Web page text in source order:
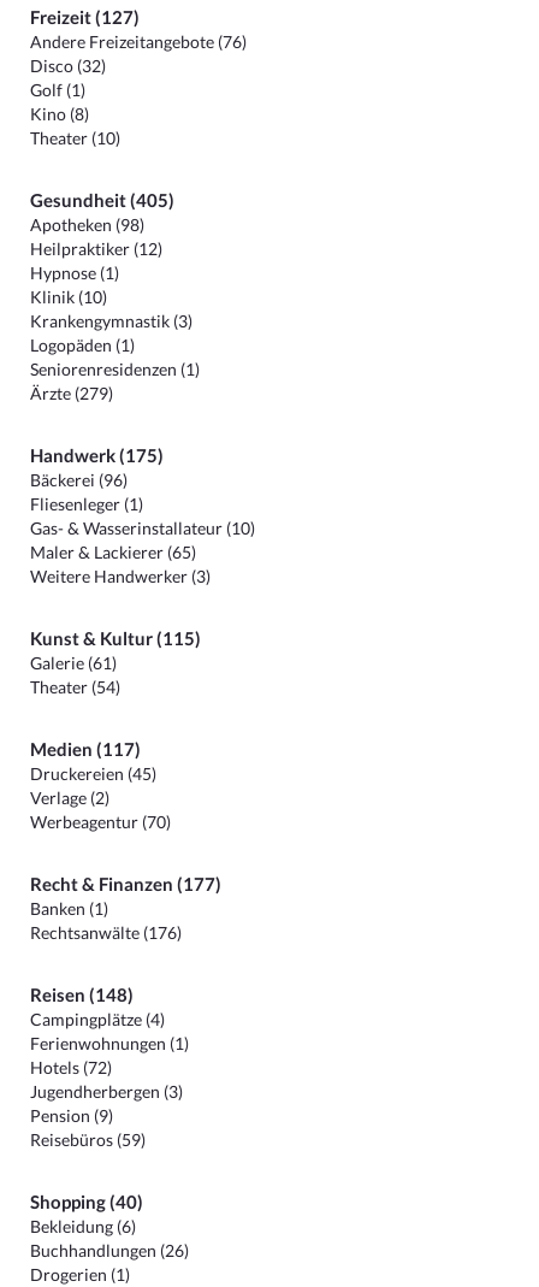
Freizeit (127)
Andere Freizeitangebote (76)
Disco (32)
Golf (1)
Kino (8)
Theater (10)
Gesundheit (405)
Apotheken (98)
Heilpraktiker (12)
Hypnose (1)
Klinik (10)
Krankengymnastik (3)
Logopäden (1)
Seniorenresidenzen (1)
Ärzte (279)
Handwerk (175)
Bäckerei (96)
Fliesenleger (1)
Gas- & Wasserinstallateur (10)
Maler & Lackierer (65)
Weitere Handwerker (3)
Kunst & Kultur (115)
Galerie (61)
Theater (54)
Medien (117)
Druckereien (45)
Verlage (2)
Werbeagentur (70)
Recht & Finanzen (177)
Banken (1)
Rechtsanwälte (176)
Reisen (148)
Campingplätze (4)
Ferienwohnungen (1)
Hotels (72)
Jugendherbergen (3)
Pension (9)
Reisebüros (59)
Shopping (40)
Bekleidung (6)
Buchhandlungen (26)
Drogerien (1)